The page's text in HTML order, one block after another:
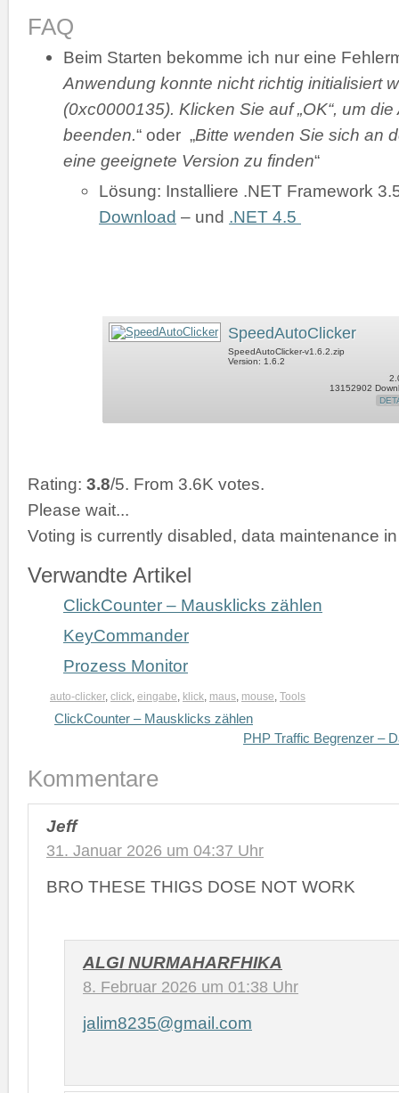
FAQ
Beim Starten bekomme ich nur eine
Anwendung konnte nicht richtig initialisiert
(0xc0000135). Klicken Sie auf „OK“, um
beenden.“ oder „Bitte wenden Sie sich an
eine geeignete Version zu finden“
Lösung: Installiere .NET Framework
Download – und .NET 4.5
SpeedAutoClicker
SpeedAutoClicker-v1.6.2.zip
Version: 1.6.2
13152902
Rating: 3.8/5. From 3.6K votes.
Please wait...
Voting is currently disabled, data maintenance
Verwandte Artikel
ClickCounter – Mausklicks zählen
KeyCommander
Prozess Monitor
auto-clicker, click, eingabe, klick, maus, mouse, Tools
ClickCounter – Mausklicks zählen
PHP Traffic Begrenzer –
Kommentare
Jeff
31. Januar 2026 um 04:37 Uhr
BRO THESE THIGS DOSE NOT WORK
ALGI NURMAHARFHIKA
8. Februar 2026 um 01:38 Uhr
jalim8235@gmail.com